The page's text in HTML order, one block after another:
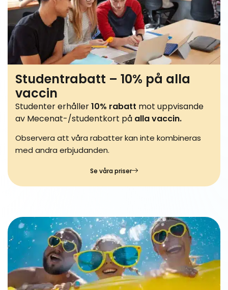
Studentrabatt – 10% på alla
vaccin
Studenter erhåller10% rabatt mot uppvisande
av Mecenat-/studentkort på alla vaccin.
Observera att våra rabatter kan inte kombineras
med andra erbjudanden.
Se våra priser